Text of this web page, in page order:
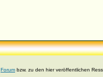
Forum bzw. zu den hier veröffentlichen